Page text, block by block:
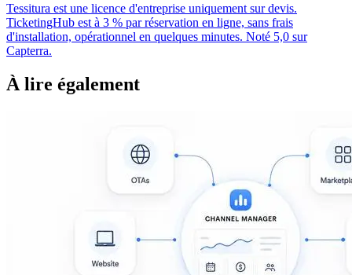
Tessitura est une licence d'entreprise uniquement sur devis.
TicketingHub est à 3 % par réservation en ligne, sans frais
d'installation, opérationnel en quelques minutes. Noté 5,0 sur
Capterra.
À lire également